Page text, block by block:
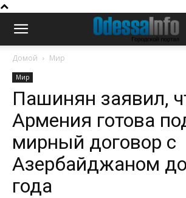
Домой Мир
Мир
Пашинян заявил,
Армения готова
мирный договор с
Азербайджаном
года